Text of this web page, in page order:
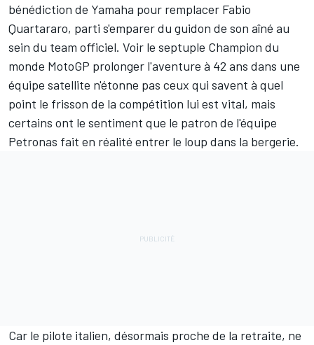
bénédiction de Yamaha pour remplacer Fabio
Quartararo, parti s'emparer du guidon de son aîné au
sein du team officiel. Voir le septuple Champion du
monde MotoGP prolonger l'aventure à 42 ans dans une
équipe satellite n'étonne pas ceux qui savent à quel
point le frisson de la compétition lui est vital, mais
certains ont le sentiment que le patron de l'équipe
Petronas fait en réalité entrer le loup dans la bergerie.
Car le pilote italien, désormais proche de la retraite, ne